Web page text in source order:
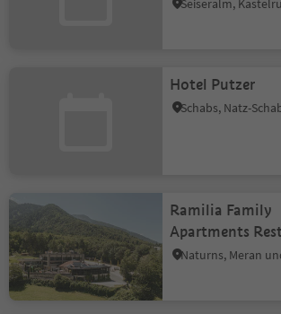
Hotel Putzer
Ramilia Family
Apartments
Pizzeria
Naturns, Meran